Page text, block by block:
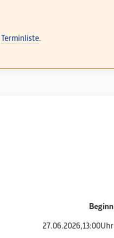
Terminliste.
Beginn
27.06.2026,13:00Uhr